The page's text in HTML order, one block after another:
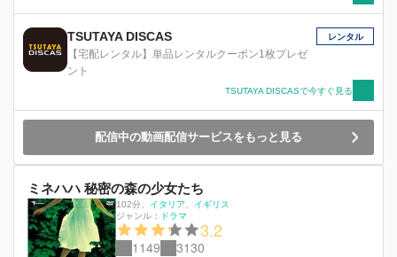
TSUTAYA DISCAS
【宅配レンタル】単品レンタルクーポン1枚プレゼ
ント
レンタル
TSUTAYA DISCASで今すぐ見る
配信中の動画配信サービスをもっと見る
ミネハハ 秘密の森の少女たち
102分 イタリア
イギリス
ジャンル：
ドラマ
3.2
1149 3130